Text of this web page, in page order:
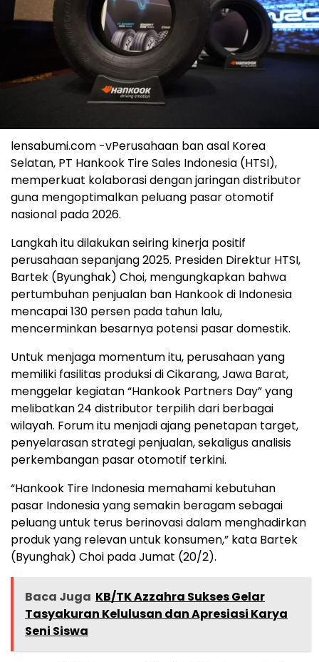
lensabumi.com -vPerusahaan ban asal Korea
Selatan, PT Hankook Tire Sales Indonesia (HTSI),
memperkuat kolaborasi dengan jaringan distributor
guna mengoptimalkan peluang pasar otomotif
nasional pada 2026.
Langkah itu dilakukan seiring kinerja positif
perusahaan sepanjang 2025. Presiden Direktur HTSI,
Bartek (Byunghak) Choi, mengungkapkan bahwa
pertumbuhan penjualan ban Hankook di Indonesia
mencapai 130 persen pada tahun lalu,
mencerminkan besarnya potensi pasar domestik.
Untuk menjaga momentum itu, perusahaan yang
memiliki fasilitas produksi di Cikarang, Jawa Barat,
menggelar kegiatan “Hankook Partners Day” yang
melibatkan 24 distributor terpilih dari berbagai
wilayah. Forum itu menjadi ajang penetapan target,
penyelarasan strategi penjualan, sekaligus analisis
perkembangan pasar otomotif terkini.
“Hankook Tire Indonesia memahami kebutuhan
pasar Indonesia yang semakin beragam sebagai
peluang untuk terus berinovasi dalam menghadirkan
produk yang relevan untuk konsumen,” kata Bartek
(Byunghak) Choi pada Jumat (20/2).
Baca Juga KB/TK Azzahra Sukses Gelar
Tasyakuran Kelulusan dan Apresiasi Karya
Seni Siswa